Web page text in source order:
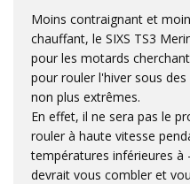
Moins contraignant et
chauffant, le SIXS TS3
pour les motards
pour rouler l'hiver sous
non plus extrêmes.
En effet, il ne sera pas le
rouler à haute vitesse
températures inférieures à
devrait vous combler et